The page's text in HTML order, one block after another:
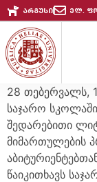
არგუსი ელ.
28 თებერვალს,
საჯარო
შედარებითი
მიმართულების
წაიკითხავს